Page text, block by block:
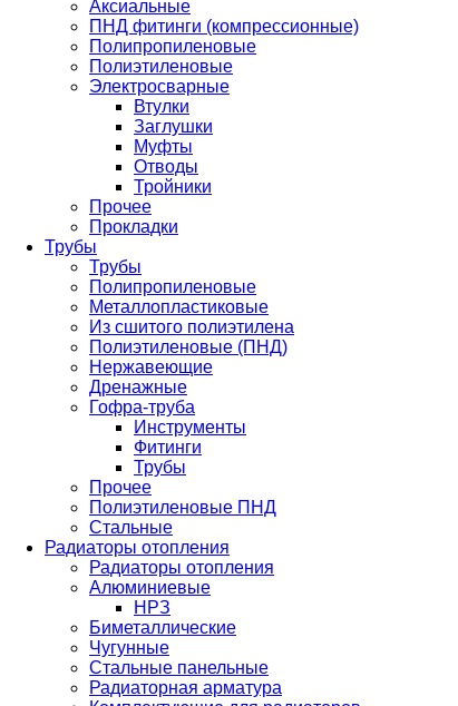
Аксиальные
ПНД фитинги (компрессионные)
Полипропиленовые
Полиэтиленовые
Электросварные
Втулки
Заглушки
Муфты
Отводы
Тройники
Прочее
Прокладки
Трубы
Трубы
Полипропиленовые
Металлопластиковые
Из сшитого полиэтилена
Полиэтиленовые (ПНД)
Нержавеющие
Дренажные
Гофра-труба
Инструменты
Фитинги
Трубы
Прочее
Полиэтиленовые ПНД
Стальные
Радиаторы отопления
Радиаторы отопления
Алюминиевые
НРЗ
Биметаллические
Чугунные
Стальные панельные
Радиаторная арматура